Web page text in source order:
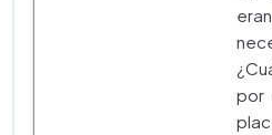
eran
por